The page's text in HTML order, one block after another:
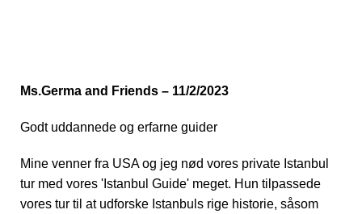
Ms.Germa and Friends – 11/2/2023
Godt uddannede og erfarne guider
Mine venner fra USA og jeg nød vores private Istanbul
tur med vores 'Istanbul Guide' meget. Hun tilpassede
vores tur til at udforske Istanbuls rige historie, såsom